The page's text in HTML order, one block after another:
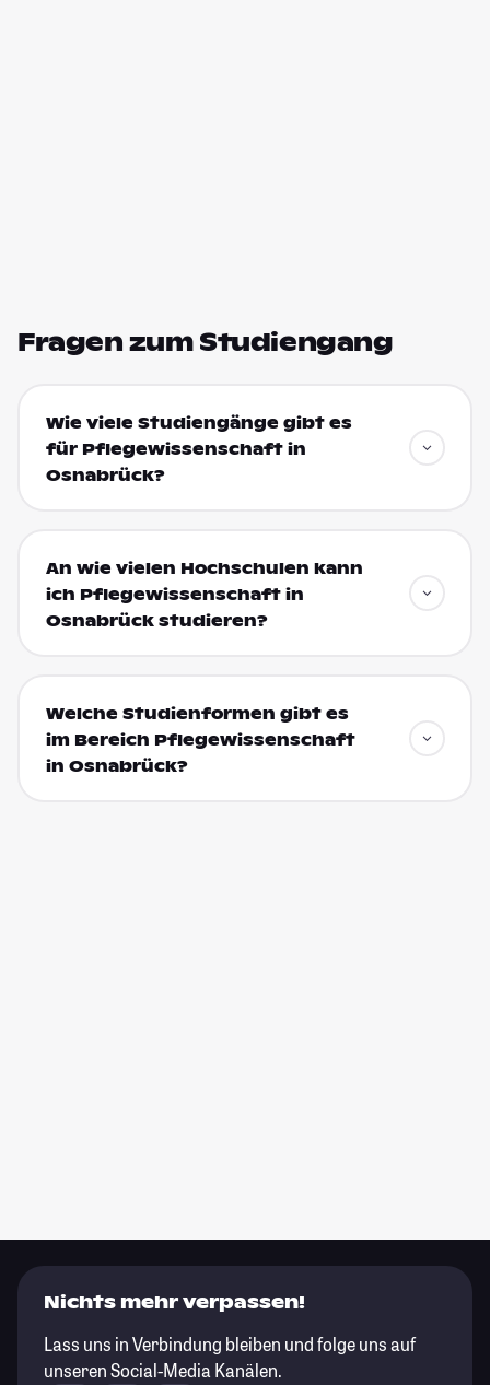
Fragen zum Studiengang
Wie viele Studiengänge gibt es
für Pflegewissenschaft in
Osnabrück?
An wie vielen Hochschulen kann
ich Pflegewissenschaft in
Osnabrück studieren?
Welche Studienformen gibt es
im Bereich Pflegewissenschaft
in Osnabrück?
Nichts mehr verpassen!
Lass uns in Verbindung bleiben und folge uns auf
unseren Social-Media Kanälen.